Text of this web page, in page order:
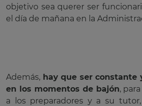
objetivo sea querer ser
el día de mañana en la
Además, hay que ser constante
en los momentos de bajón,
a los preparadores y a su